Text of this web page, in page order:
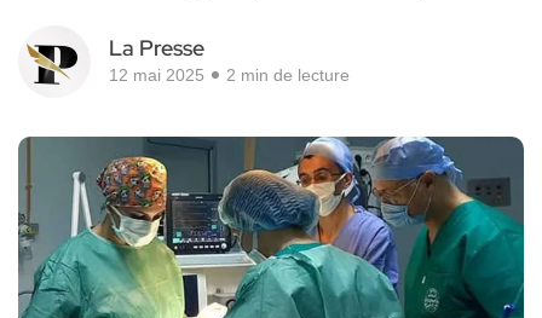
La Presse
12 mai 2025 2 min de lecture